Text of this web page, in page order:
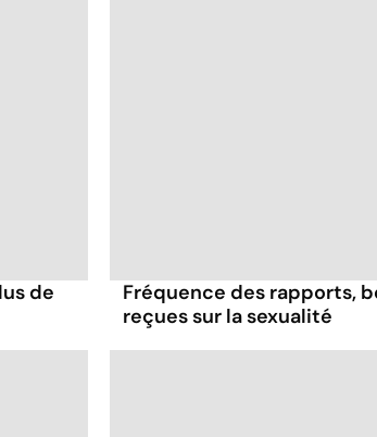
de
Fréquence des rapports,
reçues sur la sexualité